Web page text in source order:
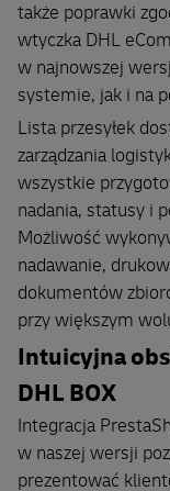
także poprawki
wtyczka DHL
w najnowszej
systemie, jak i na
Lista przesyłek
zarządzania
wszystkie
nadania, statusy i
Możliwość
nadawanie,
dokumentów
przy większym
Intuicyjna
DHL BOX
Integracja
w naszej wersji
prezentować